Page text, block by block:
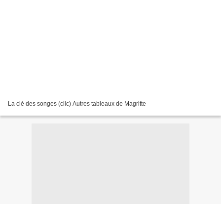
La clé des songes (clic) Autres tableaux de Magritte